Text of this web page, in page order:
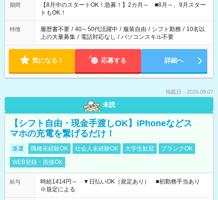
「できれば残業はしたくない」 など、ご希望を教えてください
ね。 ※Wワーク希望の方へ 今ご覧のお仕事で希望する勤務時間
と、もう1つのお仕事の勤務時間。 合計で週40時間を超える場
合は応募できません。
期間
【8月中のスタートOK！急募！】2カ月～ ■8月～、9月スター
トもOK！
特徴 履歴書不要 / 40～50代活躍中 / 服装自由 / シフト勤務 / 10名以
上の大量募集 / 電話対応なし / パソコンスキル不要
気になる！ 応募する 詳細へ
掲載日：2026.08.07
未読
【シフト自由・現金手渡しOK】iPhoneなどス
マホの充電を繋げるだけ！
派遣 職種未経験OK 社会人未経験OK 大学生歓迎
ブランクOK
WEB登録・面接OK
給与
時給1414円～ ▼日払いOK（規定あり） ■初勤務手当あり
※規定による